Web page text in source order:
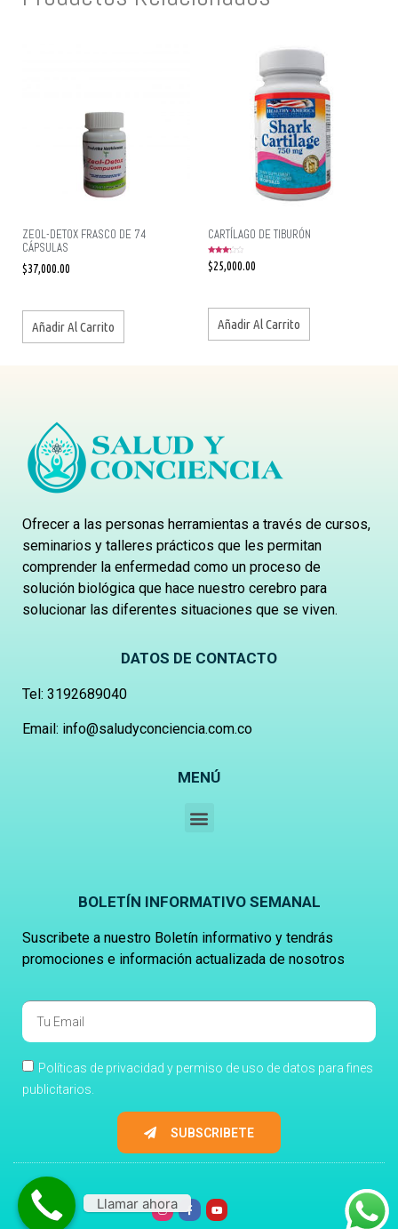
ZEOL-DETOX FRASCO DE 74
CÁPSULAS
$37,000.00
Añadir Al Carrito
CARTÍLAGO DE TIBURÓN
Valorado
en
3.00
$25,000.00
Añadir Al Carrito
Ofrecer a las personas herramientas a través de cursos,
seminarios y talleres prácticos que les permitan
comprender la enfermedad como un proceso de
solución biológica que hace nuestro cerebro para
solucionar las diferentes situaciones que se viven.
DATOS DE CONTACTO
Tel: 3192689040
Email: info@saludyconciencia.com.co
MENÚ
BOLETÍN INFORMATIVO SEMANAL
Suscribete a nuestro Boletín informativo y tendrás
promociones e información actualizada de nosotros
Políticas de privacidad y permiso de uso de datos para fines
publicitarios.
SUBSCRIBETE
Llamar ahora